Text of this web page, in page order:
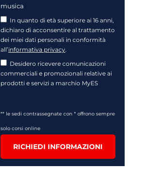
musica
In quanto di età superiore ai 16 anni,
dichiaro di acconsentire al trattamento
dei miei dati personali in conformità
all’informativa privacy.
Desidero ricevere comunicazioni
commerciali e promozionali relative ai
prodotti e servizi a marchio MyES
** le sedi contrassegnate con * offrono sempre
solo corsi online
RICHIEDI INFORMAZIONI